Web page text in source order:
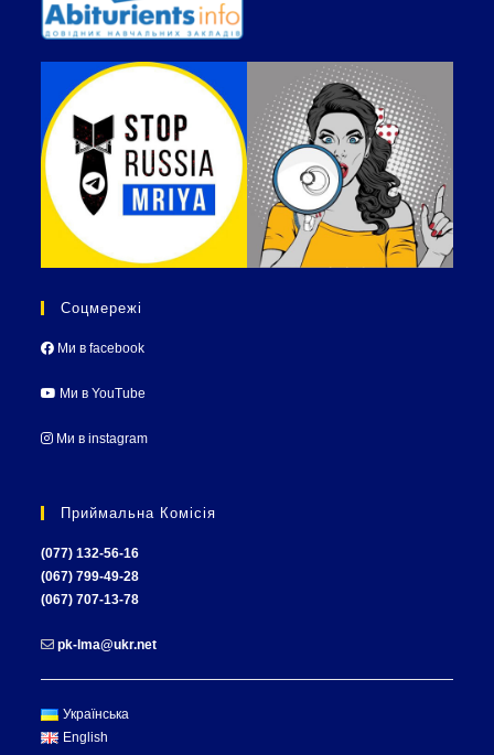
Соцмережі
Ми в facebook
Ми в YouTube
Ми в instagram
Приймальна Комісія
(077) 132-56-16
(067) 799-49-28
(067) 707-13-78
pk-lma@ukr.net
Українська
English